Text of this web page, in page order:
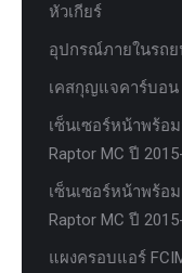
หัวเกียร์
อุปกรณ์ภายในรถย
เคสกุญแจคาร์บอน
เซ็นเซอร์หน้าพร้อ
Raptor MC ปี
เซ็นเซอร์หน้าพร้อ
Raptor MC ปี
แผงครอบแอร์